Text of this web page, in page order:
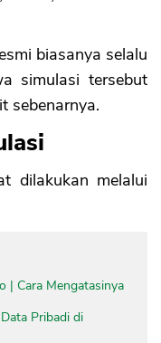
biasanya selalu
simulasi tersebut
sebenarnya.
dilakukan melalui
| Cara Mengatasinya
Pribadi di